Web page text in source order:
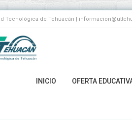
Tecnológica de Tehuacán |
INICIO OFERTA